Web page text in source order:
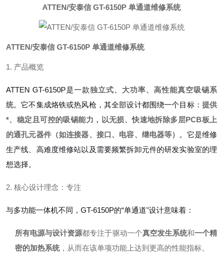
ATTEN/安泰信 GT-6150P 单通道维修系统
ATTEN/安泰信 GT-6150P 单通道维修系统
1. 产品概览
ATTEN GT-6150P是一款独立式、大功率、高性能真空吸锡系
统。它不集成烙铁或热风枪，其全部设计都围绕一个目标： 提供
*、稳定且可控的吸锡能力，以无损、快速地拆除多层PCB板上
的通孔元器件（如连接器、接口、电容、继电器等） 。它是维修
生产线、高难度维修站以及需要频繁拆卸元件的研发实验室的理
想选择。
2. 核心设计理念：专注
与多功能一体机不同，GT-6150P的“单通道"设计意味着：
所有电源与设计资源都专注于驱动一个真空发生系统和一个精
密的加热系统，从而在该单项功能上达到更高的性能指标。